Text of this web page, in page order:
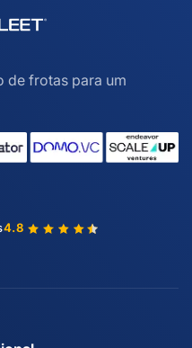
de frotas para um
4.8